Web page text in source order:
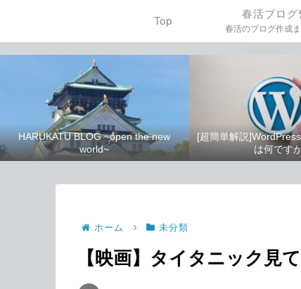
Top
春活ブログ
HARUKATU BLOG ~open the new
world~
[超簡単解説
は何です
ホーム 未分類
【映画】タイタニック見